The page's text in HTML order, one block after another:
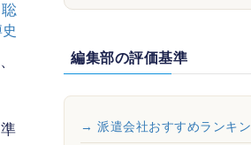
編集部の評価基準
→ 派遣会社おすすめランキ